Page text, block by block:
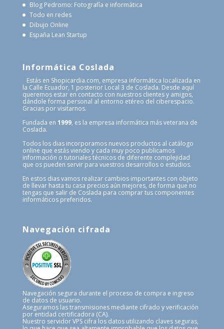
Blog Pedromo: Fotografía e informática
Todo en redes
Dibujo Online
España Lean Startup
Informática Coslada
Estás en Shopicardia.com, empresa informática localizada en
la Calle Ecuador, 1 posterior Local 3 de Coslada. Desde aquí
queremos estar en contacto con nuestros clientes y amigos,
dándole forma personal al entorno etéreo del ciberespacio.
Gracias por visitarnos.
Fundada en 1999, es la empresa informática más veterana de
Coslada.
Todos los dias incorporamos nuevos productos al catálogo
online que estás viendo y cada muy poco publicamos
información o tutoriales técnicos de diferente complejidad
que os pueden servir para vuestros desarrollos o estudios.
En estos dias vamos realizar cambios importantes con objeto
de llevar hasta tu casa precios aún mejores, de forma que no
tengas que salir de Coslada para comprar tus componentes
informáticos preferidos.
Navegación cifrada
Navegación segura durante el proceso de compra e ingreso
de datos de usuario.
Aseguramos las transmisiones mediante cifrado y verificación
por entidad certificadora (CA).
Nuestro servidor VPS cifra los datos utilizando claves seguras,